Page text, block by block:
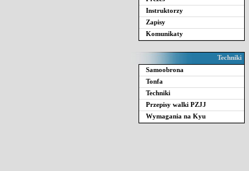
Instruktorzy
Zapisy
Komunikaty
Techniki
Samoobrona
Tonfa
Techniki
Przepisy walki PZJJ
Wymagania na Kyu